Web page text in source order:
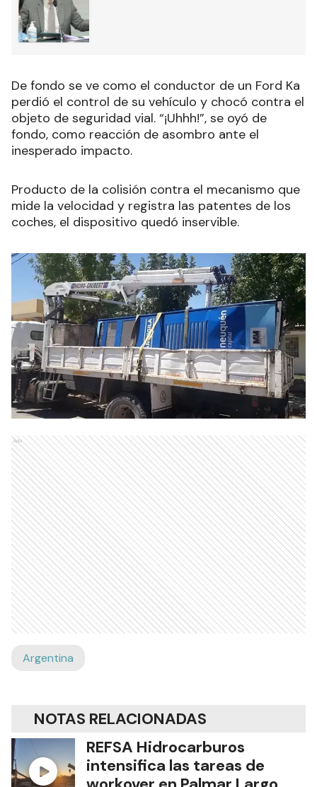
De fondo se ve como el conductor de un Ford Ka
perdió el control de su vehículo y chocó contra el
objeto de seguridad vial. “¡Uhhh!”, se oyó de
fondo, como reacción de asombro ante el
inesperado impacto.
Producto de la colisión contra el mecanismo que
mide la velocidad y registra las patentes de los
coches, el dispositivo quedó inservible.
Ads
Argentina
NOTAS RELACIONADAS
REFSA Hidrocarburos
intensifica las tareas de